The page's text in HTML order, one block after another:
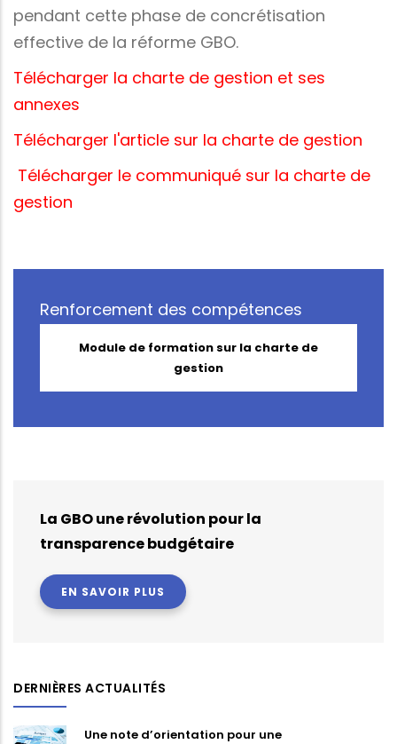
pendant cette phase de concrétisation
effective de la réforme GBO.
Télécharger la charte de gestion et ses
annexes
Télécharger l'article sur la charte de gestion
Télécharger le communiqué sur la charte de
gestion
Renforcement des compétences
Module de formation sur la charte de
gestion
La GBO une révolution pour la
transparence budgétaire
EN SAVOIR PLUS
DERNIÈRES ACTUALITÉS
Une note d’orientation pour une